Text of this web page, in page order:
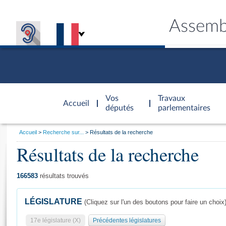
Accueil
d'accueil
Vos
députés
Travaux
parlementaires
Général
Vous
Accueil Recherche sur... Résultats de la recherche
Résultats de la recherche
166583 résultats trouvés
LÉGISLATURE (Cliquez sur l'un des boutons pour faire un choix)
17e législature (X) Précédentes législatures